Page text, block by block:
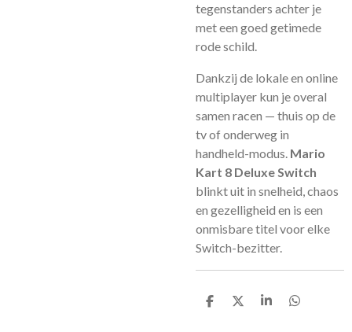
tegenstanders achter je
met een goed getimede
rode schild.
Dankzij de lokale en online
multiplayer kun je overal
samen racen — thuis op de
tv of onderweg in
handheld-modus. Mario
Kart 8 Deluxe Switch
blinkt uit in snelheid, chaos
en gezelligheid en is een
onmisbare titel voor elke
Switch-bezitter.
D
D
S
D